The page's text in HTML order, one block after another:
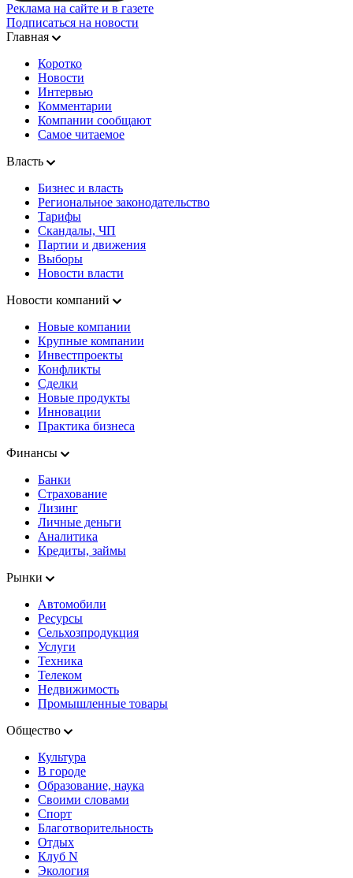
Реклама на сайте и в газете
Подписаться на новости
Главная
Коротко
Новости
Интервью
Комментарии
Компании сообщают
Самое читаемое
Власть
Бизнес и власть
Региональное законодательство
Тарифы
Скандалы, ЧП
Партии и движения
Выборы
Новости власти
Новости компаний
Новые компании
Крупные компании
Инвестпроекты
Конфликты
Сделки
Новые продукты
Инновации
Практика бизнеса
Финансы
Банки
Страхование
Лизинг
Личные деньги
Аналитика
Кредиты, займы
Рынки
Автомобили
Ресурсы
Сельхозпродукция
Услуги
Техника
Телеком
Недвижимость
Промышленные товары
Общество
Культура
В городе
Образование, наука
Своими словами
Спорт
Благотворительность
Отдых
Клуб N
Экология